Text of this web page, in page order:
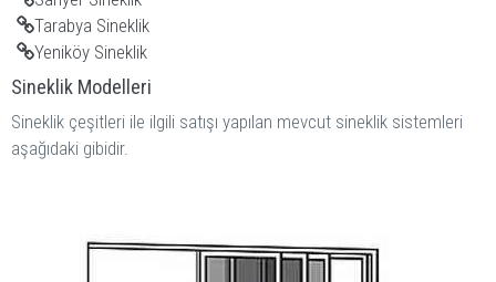
Tarabya Sineklik
Yeniköy Sineklik
Sineklik Modelleri
Sineklik çeşitleri ile ilgili satışı yapılan mevcut sineklik sistemleri
aşağıdaki gibidir.